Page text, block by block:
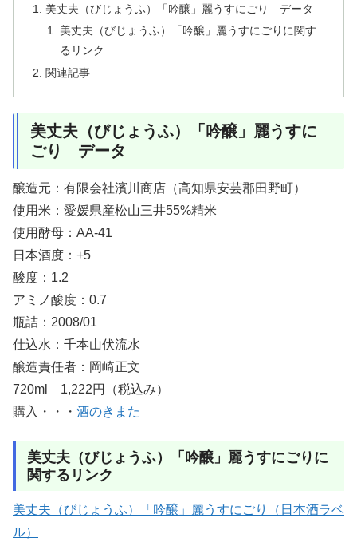
美丈夫（びじょうふ）「吟醸」麗うすにごり データ
美丈夫（びじょうふ）「吟醸」麗うすにごりに関す
るリンク
関連記事
美丈夫（びじょうふ）「吟醸」麗うすに
ごり データ
醸造元：有限会社濱川商店（高知県安芸郡田野町）
使用米：愛媛県産松山三井55%精米
使用酵母：AA-41
日本酒度：+5
酸度：1.2
アミノ酸度：0.7
瓶詰：2008/01
仕込水：千本山伏流水
醸造責任者：岡崎正文
720ml 1,222円（税込み）
購入・・・ 酒のきまた
美丈夫（びじょうふ）「吟醸」麗うすにごりに
関するリンク
美丈夫（びじょうふ）「吟醸」麗うすにごり（日本酒ラベ
ル）